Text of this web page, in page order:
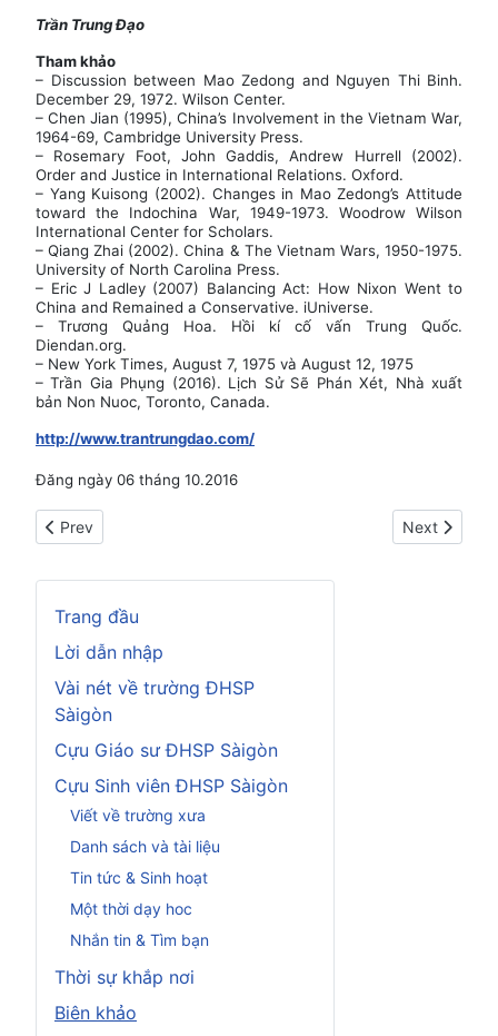
Trang đầu
Lời dẫn nhập
Vài nét về trường ĐHSP
Sàigòn
Cựu Giáo sư ĐHSP Sàigòn
Cựu Sinh viên ĐHSP Sàigòn
Viết về trường xưa
Danh sách và tài liệu
Tin tức & Sinh hoạt
Một thời dạy hoc
Nhắn tin & Tìm bạn
Thời sự khắp nơi
Biên khảo
Trần Trung Đạo
Tham khảo
– Discussion between Mao Zedong and Nguyen Thi Binh.
December 29, 1972. Wilson Center.
– Chen Jian (1995), China’s Involvement in the Vietnam War,
1964-69, Cambridge University Press.
– Rosemary Foot, John Gaddis, Andrew Hurrell (2002).
Order and Justice in International Relations. Oxford.
– Yang Kuisong (2002). Changes in Mao Zedong’s Attitude
toward the Indochina War, 1949-1973. Woodrow Wilson
International Center for Scholars.
– Qiang Zhai (2002). China & The Vietnam Wars, 1950-1975.
University of North Carolina Press.
– Eric J Ladley (2007) Balancing Act: How Nixon Went to
China and Remained a Conservative. iUniverse.
– Trương Quảng Hoa. Hồi kí cố vấn Trung Quốc.
Diendan.org.
– New York Times, August 7, 1975 và August 12, 1975
– Trần Gia Phụng (2016). Lịch Sử Sẽ Phán Xét, Nhà xuất
bản Non Nuoc, Toronto, Canada.
http://www.trantrungdao.com/
Đăng ngày 06 tháng 10.2016
Previous article: Người khách trên chuyến tàu điện Gorky-
Prev Next article:
Next